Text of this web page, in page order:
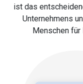
ist das
Unternehmens
Menschen für